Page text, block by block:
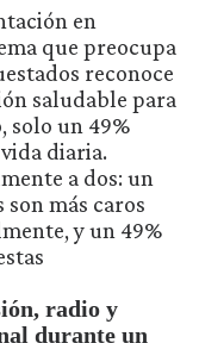
en
que preocupa
reconoce
saludable para
solo un 49%
diaria.
a dos: un
son más caros
y un 49%
radio y
durante un